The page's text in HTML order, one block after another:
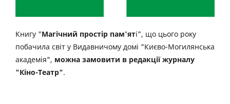
Книгу "Магічний простір пам'яті", що цього року
побачила світ у Видавничому домі "Києво-Могилянська
академія", можна замовити в редакції журналу
"Кіно-Театр".